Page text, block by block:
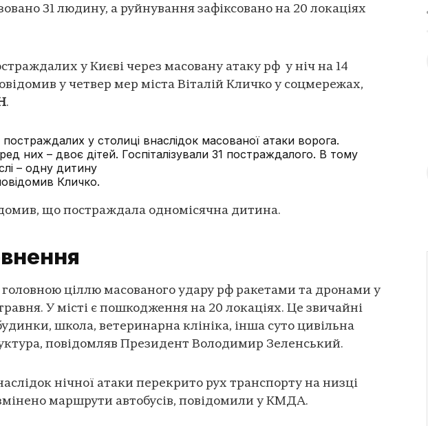
31 людину, а руйнування зафіксовано на 20 локаціях
у Києві через масовану атаку рф у ніч на 14
у четвер мер міста Віталій Кличко у соцмережах,
.
у столиці внаслідок масованої атаки ворога.
них – двоє дітей. Госпіталізували 31 постраждалого. В тому
– одну дитину
Кличко.
що постраждала одномісячна дитина.
головною ціллю масованого удару рф ракетами та дронами у
У місті є пошкодження на 20 локаціях. Це звичайні
школа, ветеринарна клініка, інша суто цивільна
повідомляв Президент Володимир Зеленський.
нічної атаки перекрито рух транспорту на низці
маршрути автобусів, повідомили у КМДА.